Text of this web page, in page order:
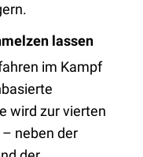
lassen
im Kampf
wird zur vierten
neben der